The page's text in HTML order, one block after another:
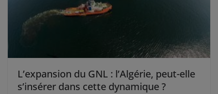
L’expansion du GNL : l’Algérie, peut-elle
s’insérer dans cette dynamique ?